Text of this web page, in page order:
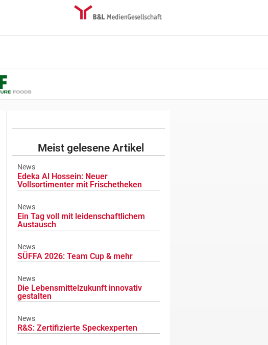
Meist gelesene Artikel
News
Edeka Al Hossein: Neuer
Vollsortimenter mit Frischetheken
News
Ein Tag voll mit leidenschaftlichem
Austausch
News
SÜFFA 2026: Team Cup & mehr
News
Die Lebensmittelzukunft innovativ
gestalten
News
R&S: Zertifizierte Speckexperten